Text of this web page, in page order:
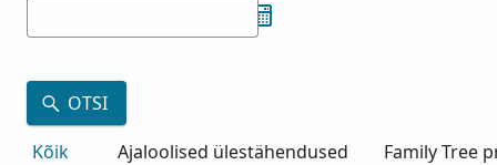
OTSI
Kõik
Ajaloolised ülestähendused Family Tree